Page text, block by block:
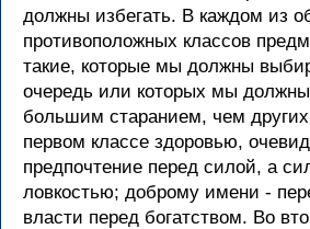
должны избегать. В каждом из
противоположных классов
такие, которые мы должны
очередь или которых мы должны
большим старанием, чем
первом классе здоровью,
предпочтение перед силой, а
ловкостью; доброму имени -
власти перед богатством. Во